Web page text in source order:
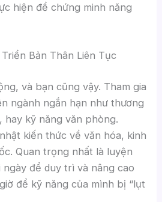
hiện để chứng minh năng
Bản Thân Liên Tục
và bạn cũng vậy. Tham gia
ngành ngắn hạn như thương
hay kỹ năng văn phòng.
kiến thức về văn hóa, kinh
Quan trọng nhất là luyện
để duy trì và nâng cao
để kỹ năng của mình bị “lụt